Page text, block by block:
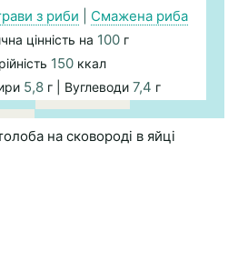
з риби Смажена риба
цінність на 100 г
150ккал
5,8г | Вуглеводи 7,4 г